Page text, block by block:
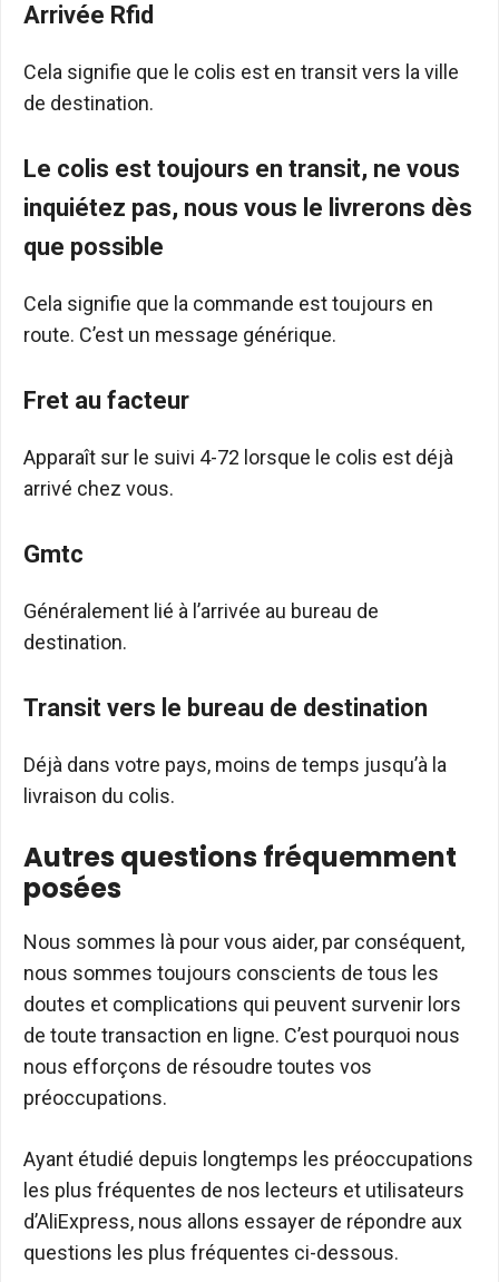
Arrivée Rfid
Cela signifie que le colis est en transit vers la ville
de destination.
Le colis est toujours en transit, ne vous
inquiétez pas, nous vous le livrerons dès
que possible
Cela signifie que la commande est toujours en
route. C’est un message générique.
Fret au facteur
Apparaît sur le suivi 4-72 lorsque le colis est déjà
arrivé chez vous.
Gmtc
Généralement lié à l’arrivée au bureau de
destination.
Transit vers le bureau de destination
Déjà dans votre pays, moins de temps jusqu’à la
livraison du colis.
Autres questions fréquemment
posées
Nous sommes là pour vous aider, par conséquent,
nous sommes toujours conscients de tous les
doutes et complications qui peuvent survenir lors
de toute transaction en ligne. C’est pourquoi nous
nous efforçons de résoudre toutes vos
préoccupations.
Ayant étudié depuis longtemps les préoccupations
les plus fréquentes de nos lecteurs et utilisateurs
d’AliExpress, nous allons essayer de répondre aux
questions les plus fréquentes ci-dessous.